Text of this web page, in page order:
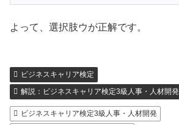
よって、選択肢ウが正解です。
ビジネスキャリア検定
解説：ビジネスキャリア検定3級人事・人材開発
ビジネスキャリア検定3級人事・人材開発